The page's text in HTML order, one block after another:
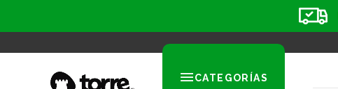
CATEGORÍAS